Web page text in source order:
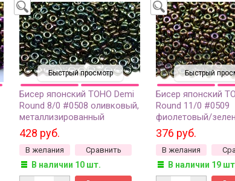
Быстрый просмотр
Бисер японский TOHO Demi
Round 8/0 #0508 оливковый,
металлизированный
золотом ирис, 5 грамм
428 руб.
В желания Сравнить
В наличии 10 шт.
Быстрый
Бисер японский
Round 11/0 #0509
фиолетовый/
металлизированный
золотом ирис, 5
376 руб.
В желания
В наличии 19